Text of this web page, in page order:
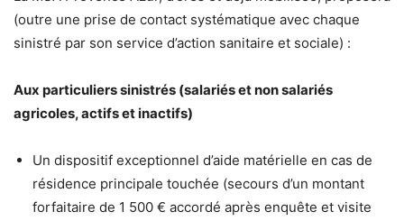
(outre une prise de contact systématique avec chaque
sinistré par son service d’action sanitaire et sociale) :
Aux particuliers sinistrés (salariés et non salariés
agricoles, actifs et inactifs)
Un dispositif exceptionnel d’aide matérielle en cas de
résidence principale touchée (secours d’un montant
forfaitaire de 1 500 € accordé après enquête et visite